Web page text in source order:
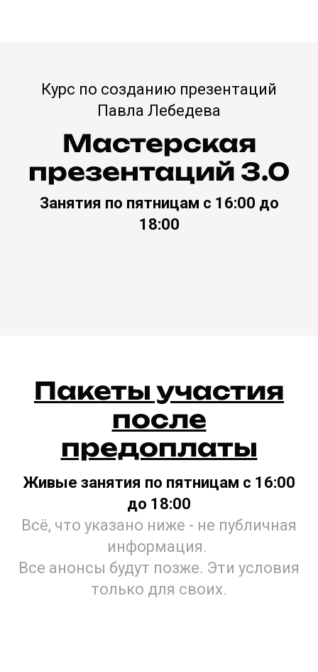
Курс по созданию презентаций
Павла Лебедева
Мастерская
презентаций 3.0
Занятия по пятницам с 16:00 до
18:00
Пакеты участия
после
предоплаты
Живые занятия по пятницам с 16:00
до 18:00
Всё, что указано ниже - не публичная
информация.
Все анонсы будут позже. Эти условия
только для своих.